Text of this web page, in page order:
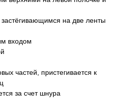
на две ленты
входом
частей, пристегивается к
за счет шнура